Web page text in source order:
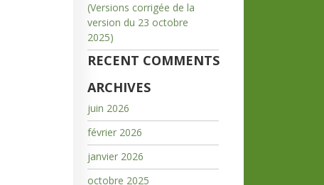
(Versions corrigée de la
version du 23 octobre
2025)
RECENT COMMENTS
ARCHIVES
juin 2026
février 2026
janvier 2026
octobre 2025